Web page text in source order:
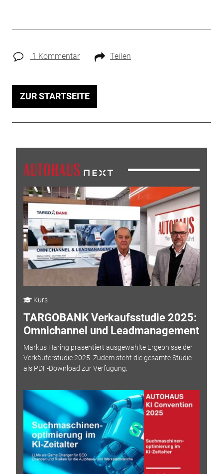
1 Kommentar Teilen
ZUR STARTSEITE
Kurs
TARGOBANK Verkaufsstudie 2025:
Omnichannel und Leadmanagement
Markus Häring präsentiert ausgewählte Ergebnisse der
Verkäuferstudie 2025. Zudem steht die gesamte Studie
als PDF-Download zur Verfügung.